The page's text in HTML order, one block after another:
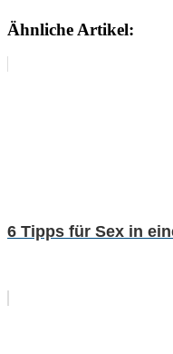
Ähnliche Artikel:
6 Tipps für Sex in